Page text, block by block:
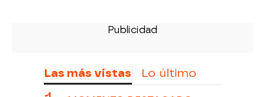
Las más vistas Lo último